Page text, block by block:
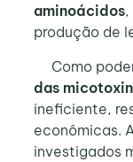
aminoácidos,
produção de
Como
das
ineficiente,
econômicas.
investigados